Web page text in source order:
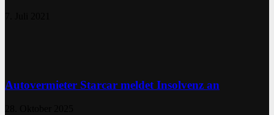
Autovermieter Starcar meldet Insolvenz an